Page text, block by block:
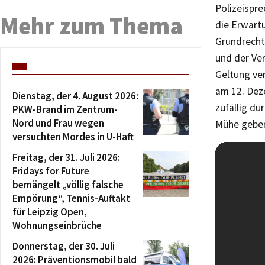
die
und der
Geltung
am 12.
zufällig
Mühe
Mehr zum Thema
Dienstag, der 4. August 2026:
PKW-Brand im Zentrum-
Nord und Frau wegen
versuchten Mordes in U-Haft
Freitag, der 31. Juli 2026:
Fridays for Future
bemängelt „völlig falsche
Empörung“, Tennis-Auftakt
für Leipzig Open,
Wohnungseinbrüche
Donnerstag, der 30. Juli
2026: Präventionsmobil bald